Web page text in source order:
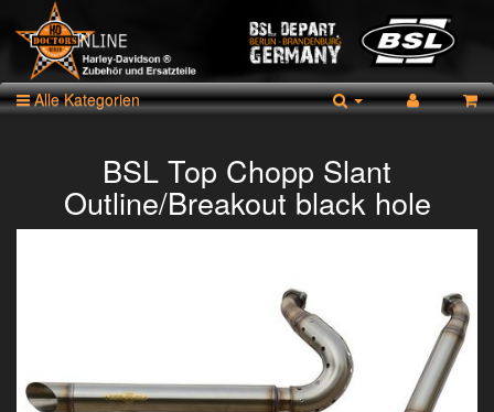
Alle Kategorien
BSL Top Chopp Slant
Outline/Breakout black hole